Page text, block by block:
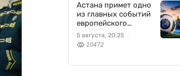
Астана примет одно
из главных событий
европейского
футбола
5 августа, 20:25
10472